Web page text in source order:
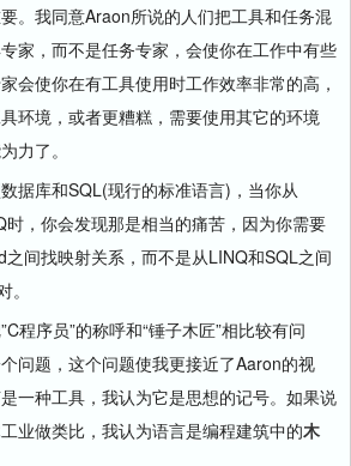
我同意Araon所说的人们把工具和任务混
家，而不是任务专家，会使你在工作中有些
会使你在有工具使用时工作效率非常的高，
环境，或者更糟糕，需要使用其它的环境
力了。
库和SQL(现行的标准语言)，当你从
，你会发现那是相当的痛苦，因为你需要
间找映射关系，而不是从LINQ和SQL之间
程序员”的称呼和“锤子木匠”相比较有问
问题，这个问题使我更接近了Aaron的视
一种工具，我认为它是思想的记号。如果说
业做类比，我认为语言是编程建筑中的木